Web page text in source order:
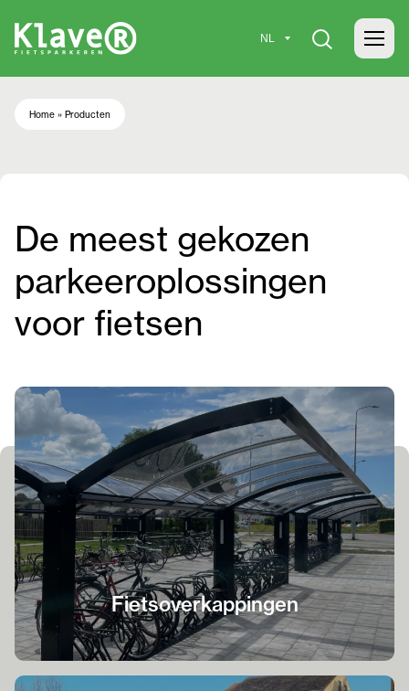
Home » Producten
De meest gekozen
parkeeroplossingen
voor fietsen
Fietsoverkappingen